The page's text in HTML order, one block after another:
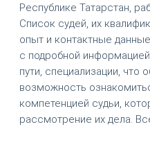
Республике Татарстан,
Список судей, их
опыт и контактные
с подробной
пути, специализации, что
возможность
компетенцией судьи,
рассмотрение их дела.